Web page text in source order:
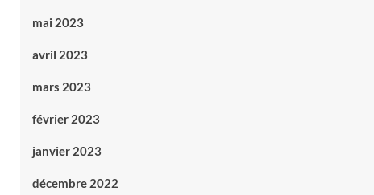
mai 2023
avril 2023
mars 2023
février 2023
janvier 2023
décembre 2022